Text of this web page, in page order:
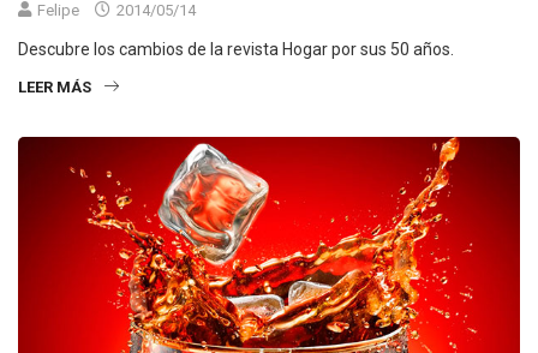
Felipe 2014/05/14
Descubre los cambios de la revista Hogar por sus 50 años.
LEER MÁS